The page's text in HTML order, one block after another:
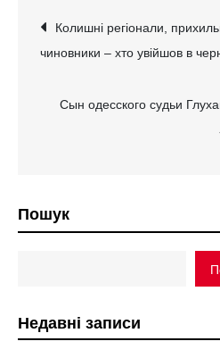
Навігація
записів
Колишні регіонали,
чиновники – хто увійшов в
Сын одесского судьи
Пошук
Недавні записи